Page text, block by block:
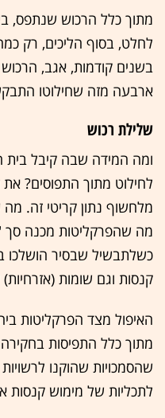
בשנים קודמות, אגב,
ארבעה מזה שחילוטו
שלילת רכוש
ומה המידה שבה קיבל
לחילוט מתוך התפוסים?
מלחשוף נתון קריטי זה. מה
מה שהפרקליטות מכנה סך
כשלתבשיל שבסיר הושלכו
קנסות וגם שומות
האיפול מצד הפרקליטות
מתוך כלל התפיסות
שהסמכויות שהוקנו
לתכליות של מימוש קנסות